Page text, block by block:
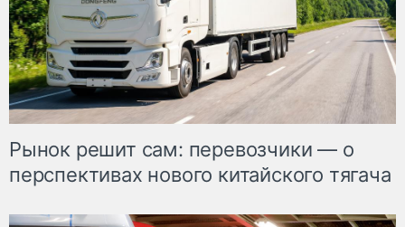
Рынок решит сам: перевозчики — о
перспективах нового китайского тягача